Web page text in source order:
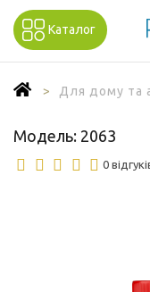
Каталог
Для дому та
Модель: 2063
0